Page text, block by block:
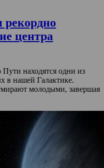
центра
находятся одни из
в нашей Галактике.
молодыми, завершая